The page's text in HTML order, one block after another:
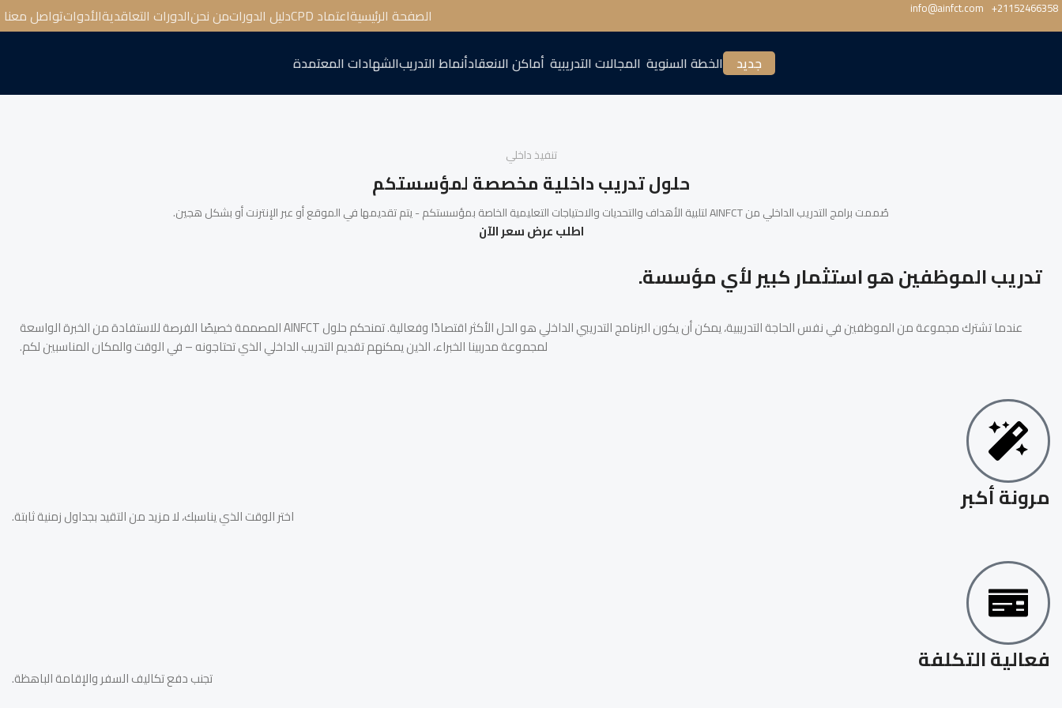
‎+21152466358
info@ainfct.com الصفحة الرئيسيةاعتماد CPD دليل الدوراتمن نحنالدورات التعاقديةالأدواتتواصل معنا
جديد
الخطة السنوية المجالات التدريبية أماكن الانعقادأنماط التدريبالشهادات المعتمدة
تنفيذ داخلي
حلول تدريب داخلية مخصصة لمؤسستكم
صُممت برامج التدريب الداخلي من AINFCT لتلبية الأهداف والتحديات والاحتياجات التعليمية الخاصة بمؤسستكم - يتم تقديمها في الموقع أو عبر الإنترنت أو بشكل هجين.
اطلب عرض سعر الآن
تدريب الموظفين هو استثمار كبير لأي مؤسسة.
عندما تشترك مجموعة من الموظفين في نفس الحاجة التدريبية، يمكن أن يكون البرنامج التدريبي الداخلي هو الحل الأكثر اقتصادًا وفعالية. تمنحكم حلول AINFCT المصممة خصيصًا الفرصة للاستفادة من الخبرة الواسعة
لمجموعة مدربينا الخبراء، الذين يمكنهم تقديم التدريب الداخلي الذي تحتاجونه – في الوقت والمكان المناسبين لكم.
مرونة أكبر
اختر الوقت الذي يناسبك، لا مزيد من التقيد بجداول زمنية ثابتة.
فعالية التكلفة
تجنب دفع تكاليف السفر والإقامة الباهظة.